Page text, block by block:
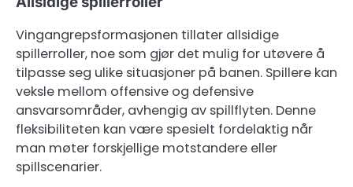
Vingangrepsformasjonen tillater allsidige
spillerroller, noe som gjør det mulig for utøvere å
tilpasse seg ulike situasjoner på banen. Spillere kan
veksle mellom offensive og defensive
ansvarsområder, avhengig av spillflyten. Denne
fleksibiliteten kan være spesielt fordelaktig når
man møter forskjellige motstandere eller
spillscenarier.